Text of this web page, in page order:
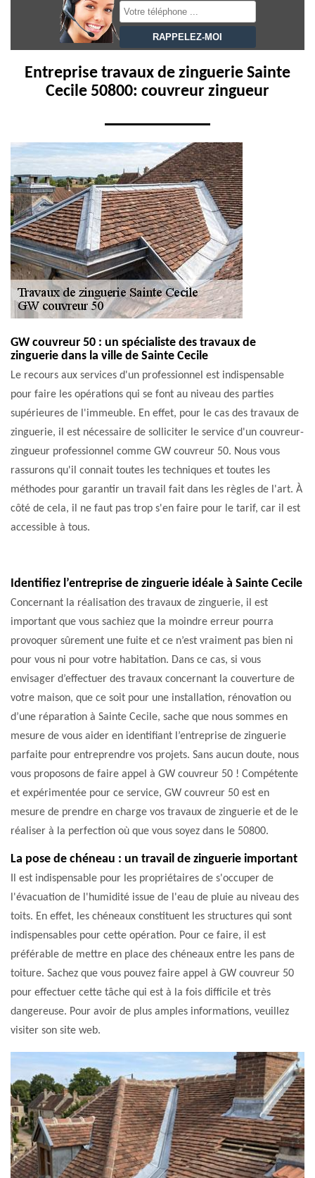
Entreprise travaux de zinguerie Sainte
Cecile 50800: couvreur zingueur
GW couvreur 50 : un spécialiste des travaux de
zinguerie dans la ville de Sainte Cecile
Le recours aux services d'un professionnel est indispensable
pour faire les opérations qui se font au niveau des parties
supérieures de l'immeuble. En effet, pour le cas des travaux de
zinguerie, il est nécessaire de solliciter le service d'un couvreur-
zingueur professionnel comme GW couvreur 50. Nous vous
rassurons qu'il connait toutes les techniques et toutes les
méthodes pour garantir un travail fait dans les règles de l'art. À
côté de cela, il ne faut pas trop s'en faire pour le tarif, car il est
accessible à tous.
Identifiez l’entreprise de zinguerie idéale à Sainte Cecile
Concernant la réalisation des travaux de zinguerie, il est
important que vous sachiez que la moindre erreur pourra
provoquer sûrement une fuite et ce n’est vraiment pas bien ni
pour vous ni pour votre habitation. Dans ce cas, si vous
envisager d’effectuer des travaux concernant la couverture de
votre maison, que ce soit pour une installation, rénovation ou
d’une réparation à Sainte Cecile, sache que nous sommes en
mesure de vous aider en identifiant l’entreprise de zinguerie
parfaite pour entreprendre vos projets. Sans aucun doute, nous
vous proposons de faire appel à GW couvreur 50 ! Compétente
et expérimentée pour ce service, GW couvreur 50 est en
mesure de prendre en charge vos travaux de zinguerie et de le
réaliser à la perfection où que vous soyez dans le 50800.
La pose de chéneau : un travail de zinguerie important
Il est indispensable pour les propriétaires de s'occuper de
l'évacuation de l'humidité issue de l'eau de pluie au niveau des
toits. En effet, les chéneaux constituent les structures qui sont
indispensables pour cette opération. Pour ce faire, il est
préférable de mettre en place des chéneaux entre les pans de
toiture. Sachez que vous pouvez faire appel à GW couvreur 50
pour effectuer cette tâche qui est à la fois difficile et très
dangereuse. Pour avoir de plus amples informations, veuillez
visiter son site web.